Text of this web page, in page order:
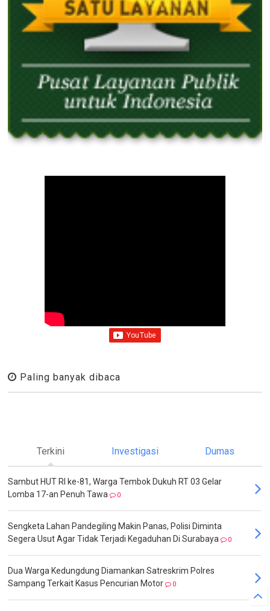
Paling banyak dibaca
Terkini Investigasi Dumas
Sambut HUT RI ke-81, Warga Tembok Dukuh RT 03 Gelar
Lomba 17-an Penuh Tawa
0
Sengketa Lahan Pandegiling Makin Panas, Polisi Diminta
Segera Usut Agar Tidak Terjadi Kegaduhan Di Surabaya
0
Dua Warga Kedungdung Diamankan Satreskrim Polres
Sampang Terkait Kasus Pencurian Motor
0